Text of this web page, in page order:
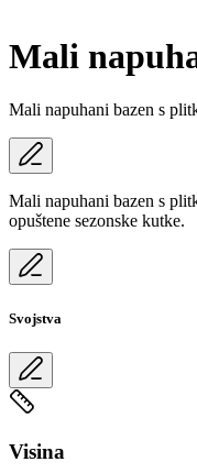
Mali
Mali napuhani bazen s
Mali napuhani bazen s
opuštene sezonske kutke.
Svojstva
Visina